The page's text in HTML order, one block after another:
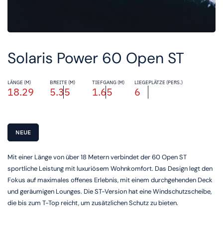
Solaris Power 60 Open ST
LÄNGE (M)
18.29
BREITE (M)
5.35
TIEFGANG (M)
1.65
LIEGEPLÄTZE (PERS.)
6
NEUE
Mit einer Länge von über 18 Metern verbindet der 60 Open ST
sportliche Leistung mit luxuriösem Wohnkomfort. Das Design legt den
Fokus auf maximales offenes Erlebnis, mit einem durchgehenden Deck
und geräumigen Lounges. Die ST-Version hat eine Windschutzscheibe,
die bis zum T-Top reicht, um zusätzlichen Schutz zu bieten.